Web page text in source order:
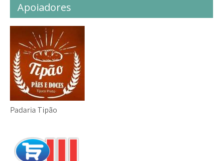
Apoiadores
Padaria Tipão